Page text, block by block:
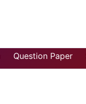
Question Paper